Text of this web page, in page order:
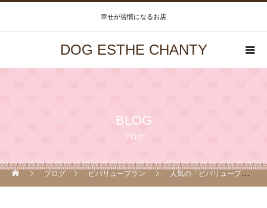
幸せが習慣になるお店
DOG ESTHE CHANTY
BLOG
ブログ
ブログ ビバリュープラン 人気の「ビバリュープラン」☆.。.:*・